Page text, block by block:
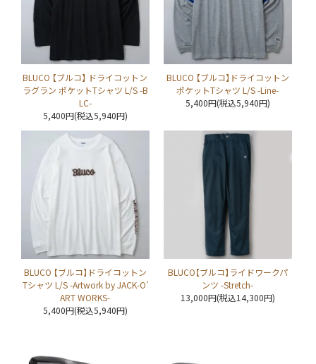
BLUCO 【ブルコ】 ドライコットン
ラグラン ポケットTシャツ L/S -B
LC-
5,400円(税込5,940円)
BLUCO 【ブルコ】ドライコットン
ポケットTシャツ L/S -Line-
5,400円(税込5,940円)
BLUCO 【ブルコ】ドライコットン
Tシャツ L/S -Artwork by JACK-O’
ART WORKS-
5,400円(税込5,940円)
BLUCO【ブルコ】ライドワークパ
ンツ -Stretch-
13,000円(税込14,300円)